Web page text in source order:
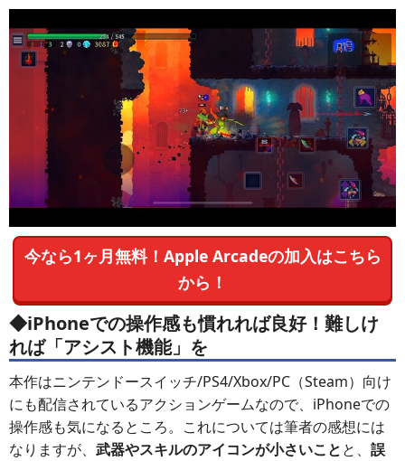
今なら1ヶ月無料！Apple Arcadeの加入はこちら
から！
◆iPhoneでの操作感も慣れれば良好！難しけ
れば「アシスト機能」を
本作はニンテンドースイッチ/PS4/Xbox/PC（Steam）向け
にも配信されているアクションゲームなので、iPhoneでの
操作感も気になるところ。これについては筆者の感想には
なりますが、 武器やスキルのアイコンが小さいことと、 誤